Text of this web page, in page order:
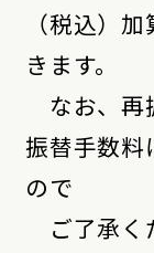
（税込）
きます。
なお、再
振替手数料
ので
ご了承く